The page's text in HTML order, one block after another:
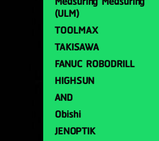
(ULM)
TOOLMAX
TAKISAWA
FANUC ROBODRILL
HIGHSUN
AND
Obishi
JENOPTIK